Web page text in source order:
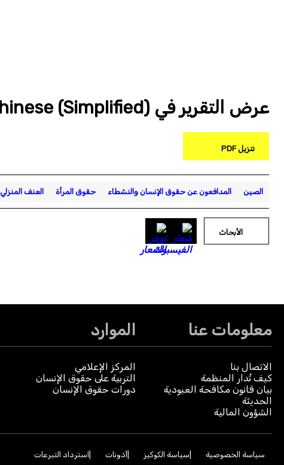
عرض التقرير في Chinese (Simplified)
تنزيل PDF
الصين المدافعون عن حقوق الإنسان والنشطاء حقوق المرأة العنف المنزلي
الأبحاث
معلومات عنا
الاتصال بنا
كيف تُدار المنظمة
بيان قانون مكافحة العبودية
الحديثة
الشؤون المالية
الموارد
المركز الإعلامي
التربية على حقوق الإنسان
دورات حقوق الإنسان
سياسة الخصوصية سياسة الكوكيز أذونات
استرداد التبرعات